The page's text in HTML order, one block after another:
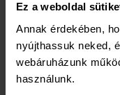
Ez a weboldal
Annak érdekében,
nyújthassuk neked,
webáruházunk
használunk.